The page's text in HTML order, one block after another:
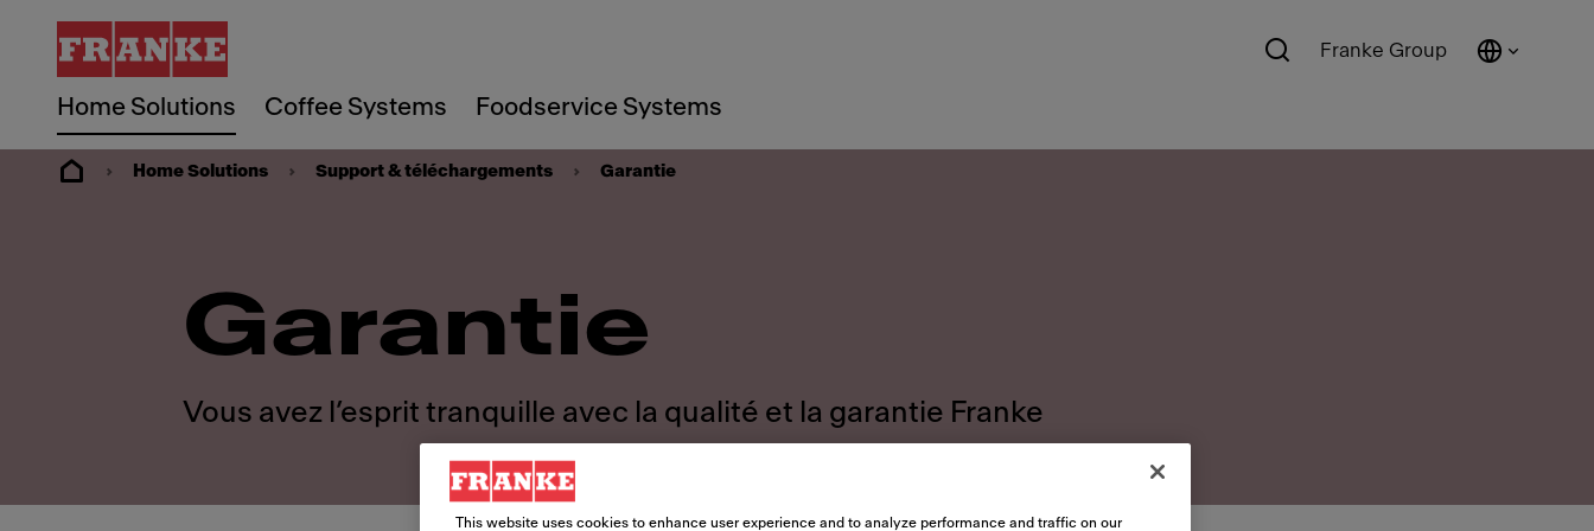
Home Solutions Coffee Systems Foodservice Systems
Franke Group
Home Solutions Support & téléchargements Garantie
Garantie
Vous avez l’esprit tranquille avec la qualité et la garantie Franke
This website uses cookies to enhance user experience and to analyze performance and traffic on our